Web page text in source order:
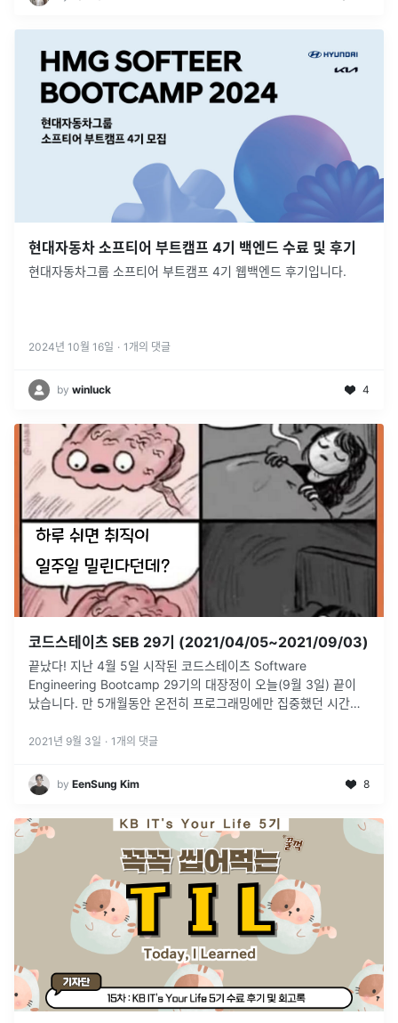
현대자동차 소프티어 부트캠프 4기 백엔드 수료 및 후기
현대자동차그룹 소프티어 부트캠프 4기 웹백엔드 후기입니다.
2024년 10월 16일 · 1 개의 댓글
by winluck 4
코드스테이츠 SEB 29기 (2021/04/05~2021/09/03)
끝났다! 지난 4월 5일 시작된 코드스테이츠 Software
Engineering Bootcamp 29기의 대장정이 오늘(9월 3일) 끝이
났습니다. 만 5개월동안 온전히 프로그래밍에만 집중했던 시간들
덕...
2021년 9월 3일 · 1 개의 댓글
by EenSung Kim 8